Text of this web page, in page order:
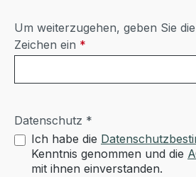
Um weiterzugehen, geben Sie
Zeichen ein *
Datenschutz *
Ich habe die
Kenntnis genommen und die
mit ihnen einverstanden.